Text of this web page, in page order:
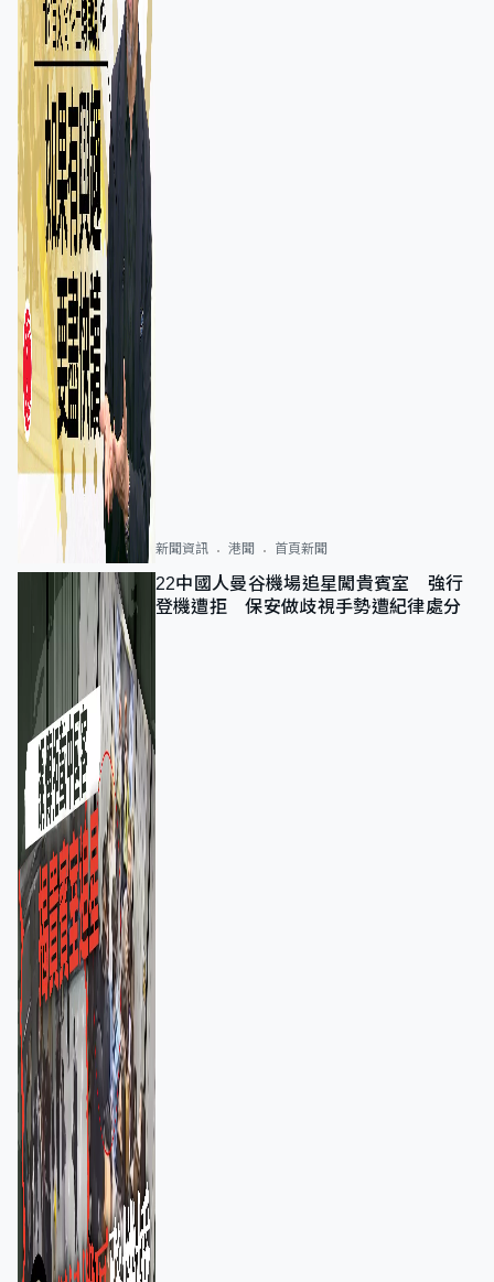
新聞資訊 港聞 首頁新聞
22中國人曼谷機場追星闖貴賓室 強行
登機遭拒 保安做歧視手勢遭紀律處分